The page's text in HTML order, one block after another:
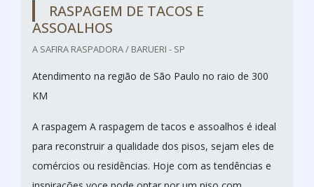
RASPAGEM DE TACOS E
ASSOALHOS
A SAFIRA RASPADORA / BARUERI - SP
Atendimento na região de São Paulo no raio de 300
KM
A raspagem A raspagem de tacos e assoalhos é ideal
para reconstruir a qualidade dos pisos, sejam eles de
comércios ou residências. Hoje com as tendências e